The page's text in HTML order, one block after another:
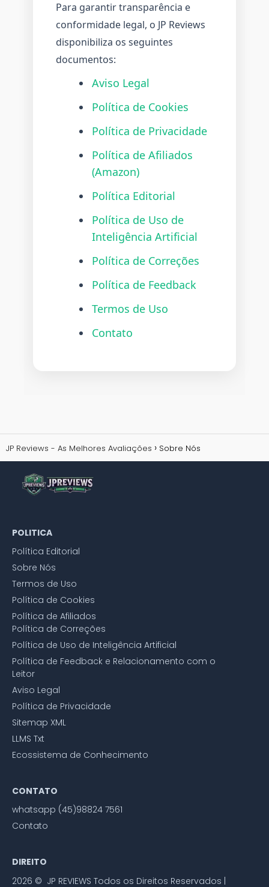
Para garantir transparência e
conformidade legal, o JP Reviews
disponibiliza os seguintes
documentos:
Aviso Legal
Política de Cookies
Política de Privacidade
Política de Afiliados
(Amazon)
Política Editorial
Política de Uso de
Inteligência Artificial
Política de Correções
Política de Feedback
Termos de Uso
Contato
JP Reviews - As Melhores Avaliações Sobre Nós
POLITICA
Política Editorial
Sobre Nós
Termos de Uso
Política de Cookies
Política de Afiliados
Política de Correções
Política de Uso de Inteligência Artificial
Política de Feedback e Relacionamento com o
Leitor
Aviso Legal
Política de Privacidade
Sitemap XML
LLMS Txt
Ecossistema de Conhecimento
CONTATO
whatsapp (45)98824 7561
Contato
DIREITO
2026 © JP REVIEWS Todos os Direitos Reservados |